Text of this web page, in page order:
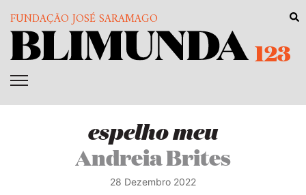
FUNDAÇÃO JOSÉ SARAMAGO
123
espelho meu
Andreia Brites
28 Dezembro 2022